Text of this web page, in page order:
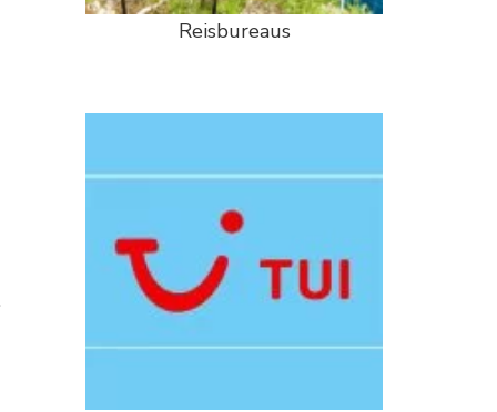
Reisbureaus